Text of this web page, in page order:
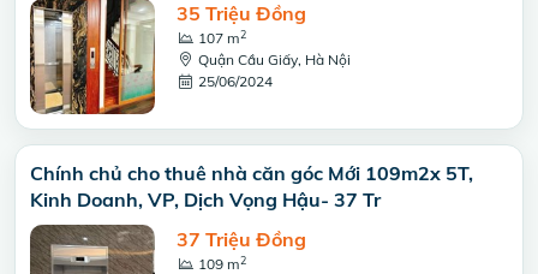
35 Triệu Đồng
107 m2
Quận Cầu Giấy, Hà Nội
25/06/2024
Chính chủ cho thuê nhà căn góc Mới 109m2x 5T,
Kinh Doanh, VP, Dịch Vọng Hậu- 37 Tr
37 Triệu Đồng
109 m2